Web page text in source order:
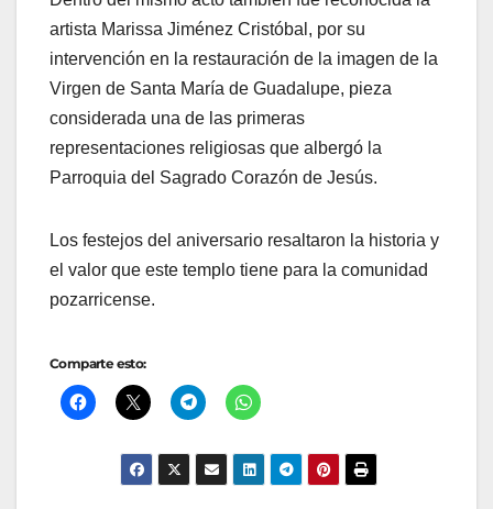
artista Marissa Jiménez Cristóbal, por su
intervención en la restauración de la imagen de la
Virgen de Santa María de Guadalupe, pieza
considerada una de las primeras
representaciones religiosas que albergó la
Parroquia del Sagrado Corazón de Jesús.
Los festejos del aniversario resaltaron la historia y
el valor que este templo tiene para la comunidad
pozarricense.
Comparte esto: